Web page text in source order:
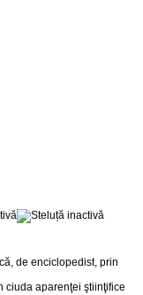
de enciclopedist, prin
ciuda aparenţei ştiinţifice